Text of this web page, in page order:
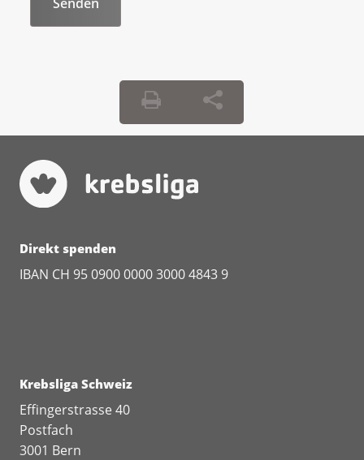
Direkt spenden
IBAN CH 95 0900 0000 3000 4843 9
Krebsliga Schweiz
Effingerstrasse 40
Postfach
3001 Bern